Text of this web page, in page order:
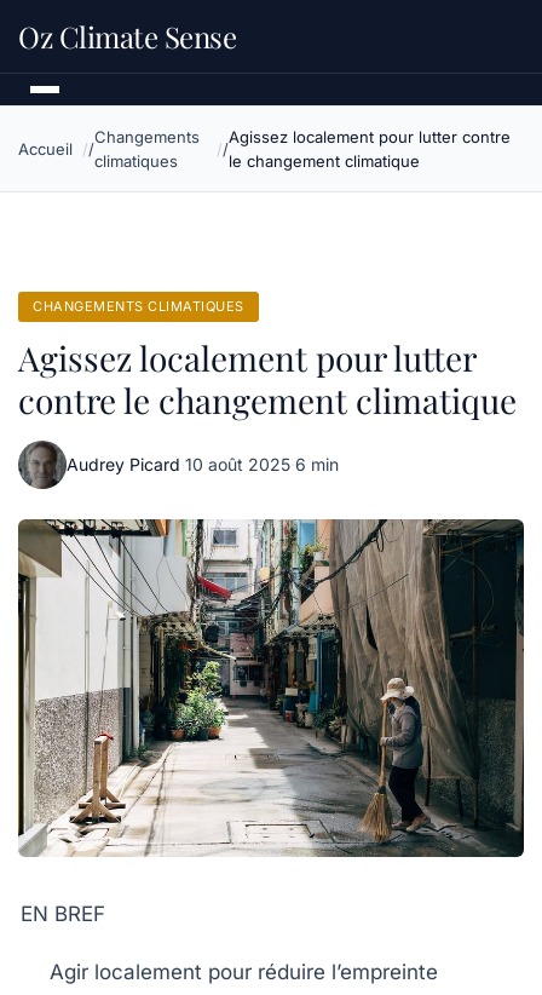
Oz Climate Sense
Accueil
Changements
climatiques
Agissez localement pour lutter contre
le changement climatique
CHANGEMENTS CLIMATIQUES
Agissez localement pour lutter
contre le changement climatique
Audrey Picard·10 août 2025·6 min
EN BREF
Agir localement pour réduire l’empreinte